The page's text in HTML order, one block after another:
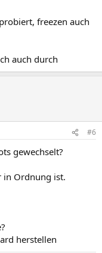
freezen auch
auch durch
#6
gewechselt?
in Ordnung ist.
herstellen